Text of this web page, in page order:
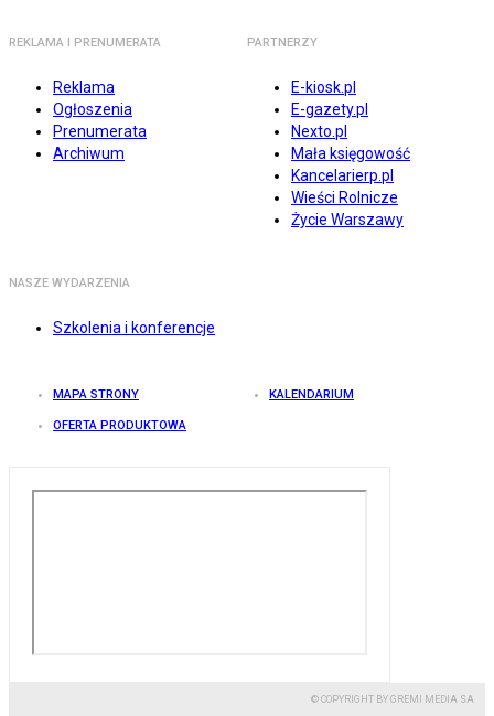
REKLAMA I PRENUMERATA
Reklama
Ogłoszenia
Prenumerata
Archiwum
PARTNERZY
E-kiosk.pl
E-gazety.pl
Nexto.pl
Mała księgowość
Kancelarierp.pl
Wieści Rolnicze
Życie Warszawy
NASZE WYDARZENIA
Szkolenia i konferencje
MAPA STRONY KALENDARIUM
OFERTA PRODUKTOWA
© COPYRIGHT BY GREMI MEDIA SA